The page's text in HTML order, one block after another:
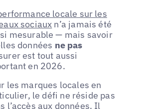
locale sur les
sociaux n’a jamais été
mesurable — mais savoir
données ne pas
est tout aussi
en 2026.
les marques locales en
le défi ne réside pas
l’accès aux données. Il